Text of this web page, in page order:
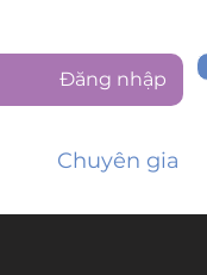
Đăng nhập
Chuyên gia